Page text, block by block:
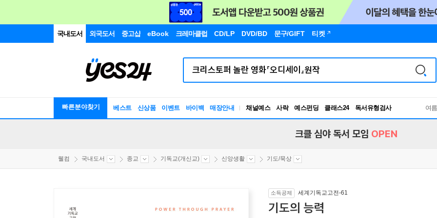
국내도서 외국도서 중고샵 eBook 크레마클럽 CD/LP DVD/BD 문구/GIFT 티켓
빠른분야찾기 베스트 신상품 이벤트 바이백 매장안내 채널예스 사락 예스펀딩 클래스24
독서유형검사
RBTI Lab
여
크클 심야 독서 모임 OPEN
웰컴 국내도서 종교 기독교(개신교) 신앙생활 기도/묵상
소득공제 세계기독교고전-61
기도의 능력